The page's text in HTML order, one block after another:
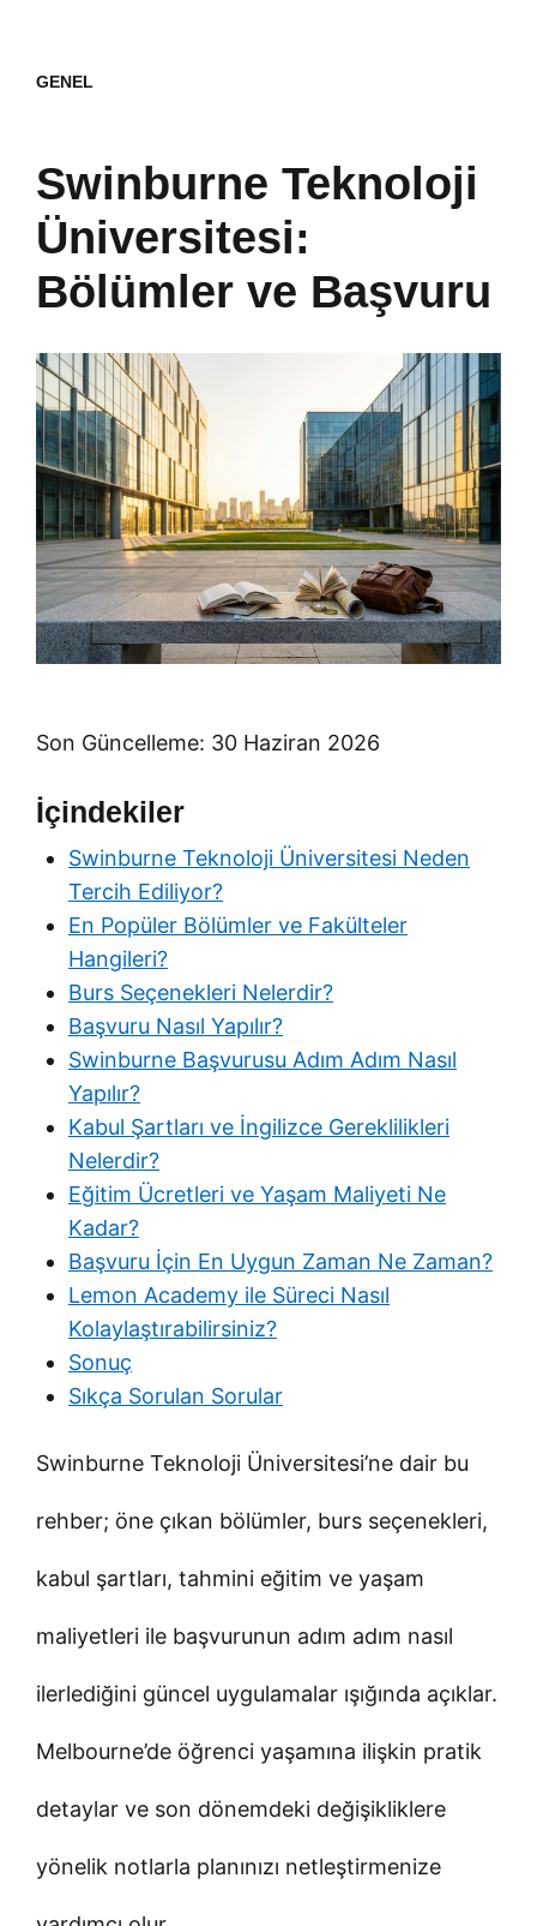
GENEL
Swinburne Teknoloji
Üniversitesi:
Bölümler ve Başvuru
Son Güncelleme: 30 Haziran 2026
İçindekiler
Swinburne Teknoloji Üniversitesi Neden
Tercih Ediliyor?
En Popüler Bölümler ve Fakülteler
Hangileri?
Burs Seçenekleri Nelerdir?
Başvuru Nasıl Yapılır?
Swinburne Başvurusu Adım Adım Nasıl
Yapılır?
Kabul Şartları ve İngilizce Gereklilikleri
Nelerdir?
Eğitim Ücretleri ve Yaşam Maliyeti Ne
Kadar?
Başvuru İçin En Uygun Zaman Ne Zaman?
Lemon Academy ile Süreci Nasıl
Kolaylaştırabilirsiniz?
Sonuç
Sıkça Sorulan Sorular
Swinburne Teknoloji Üniversitesi’ne dair bu
rehber; öne çıkan bölümler, burs seçenekleri,
kabul şartları, tahmini eğitim ve yaşam
maliyetleri ile başvurunun adım adım nasıl
ilerlediğini güncel uygulamalar ışığında açıklar.
Melbourne’de öğrenci yaşamına ilişkin pratik
detaylar ve son dönemdeki değişikliklere
yönelik notlarla planınızı netleştirmenize